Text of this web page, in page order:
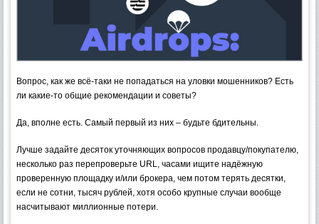
Вопрос, как же всё-таки не попадаться на уловки мошенников? Есть
ли какие-то общие рекомендации и советы?
Да, вполне есть. Самый первый из них – будьте бдительны.
Лучше задайте десяток уточняющих вопросов продавцу/покупателю,
несколько раз перепроверьте URL, часами ищите надёжную
проверенную площадку и/или брокера, чем потом терять десятки,
если не сотни, тысяч рублей, хотя особо крупные случаи вообще
насчитывают миллионные потери.